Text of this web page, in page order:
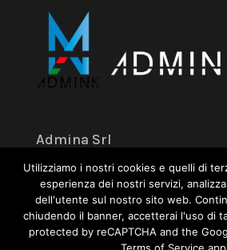
Admina Srl
Via dell’Industria 18 –
(MO)
+39 059 574 504
Utilizziamo i nostri cookies e quelli di
esperienza dei nostri servizi,
dell'utente sul nostro sito web.
chiudendo il banner, accetterai l'uso di
protected by reCAPTCHA and the